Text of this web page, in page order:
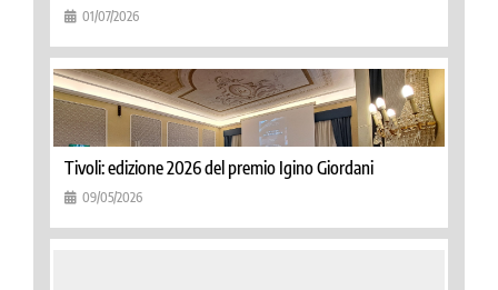
01/07/2026
Tivoli: edizione 2026 del premio Igino Giordani
09/05/2026